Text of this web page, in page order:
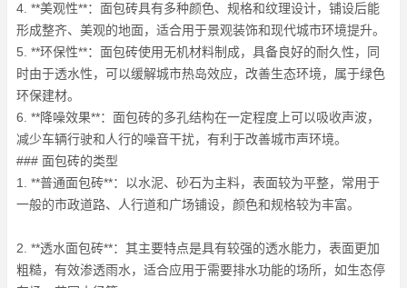
4. **美观性**：面包砖具有多种颜色、规格和纹理设计，铺设后能
形成整齐、美观的地面，适合用于景观装饰和现代城市环境提升。
5. **环保性**：面包砖使用无机材料制成，具备良好的耐久性，同
时由于透水性，可以缓解城市热岛效应，改善生态环境，属于绿色
环保建材。
6. **降噪效果**：面包砖的多孔结构在一定程度上可以吸收声波，
减少车辆行驶和人行的噪音干扰，有利于改善城市声环境。
### 面包砖的类型
1. **普通面包砖**：以水泥、砂石为主料，表面较为平整，常用于
一般的市政道路、人行道和广场铺设，颜色和规格较为丰富。
2. **透水面包砖**：其主要特点是具有较强的透水能力，表面更加
粗糙，有效渗透雨水，适合应用于需要排水功能的场所，如生态停